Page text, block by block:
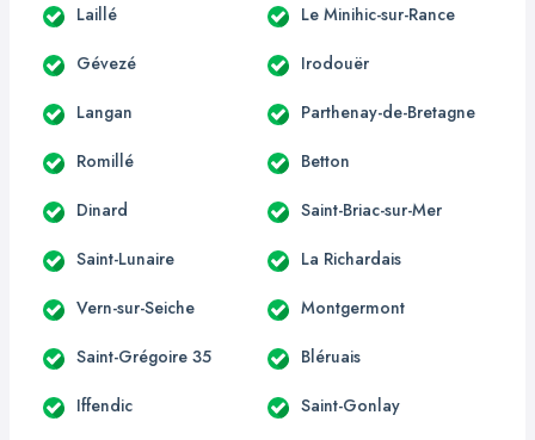
Laillé Le Minihic-sur-Rance
Gévezé Irodouër
Langan Parthenay-de-Bretagne
Romillé Betton
Dinard Saint-Briac-sur-Mer
Saint-Lunaire La Richardais
Vern-sur-Seiche Montgermont
Saint-Grégoire 35 Bléruais
Iffendic Saint-Gonlay